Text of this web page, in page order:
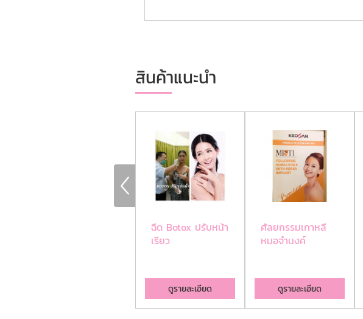
สินค้าแนะนำ
ฉีด Botox ปรับหน้า
เรียว
ดูรายละเอียด
ศัลยกรรมเกาหลี
หมอจำนงค์
ดูรายละเอียด